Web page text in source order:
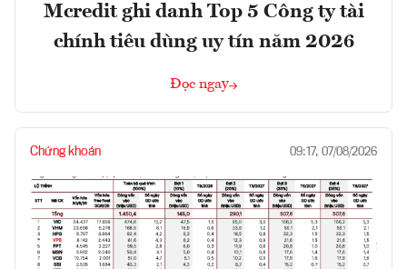
Mcredit ghi danh Top 5 Công ty tài
chính tiêu dùng uy tín năm 2026
Đọc ngay
Chứng khoán 09:17, 07/08/2026